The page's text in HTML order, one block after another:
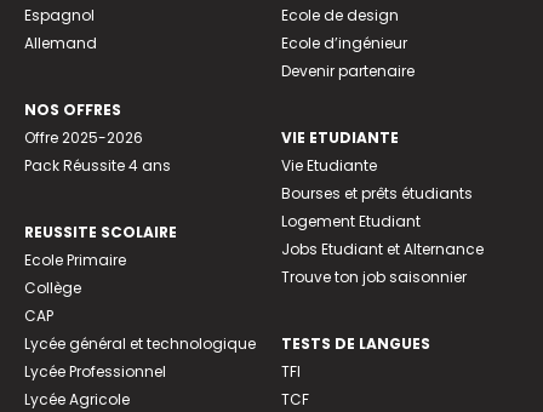
Espagnol
Allemand
NOS OFFRES
Offre 2025-2026
Pack Réussite 4 ans
REUSSITE SCOLAIRE
Ecole Primaire
Collège
CAP
Lycée général et technologique
Lycée Professionnel
Lycée Agricole
Ecole de design
Ecole d’ingénieur
Devenir partenaire
VIE ETUDIANTE
Vie Etudiante
Bourses et prêts étudiants
Logement Etudiant
Jobs Etudiant et Alternance
Trouve ton job saisonnier
TESTS DE LANGUES
TFI
TCF